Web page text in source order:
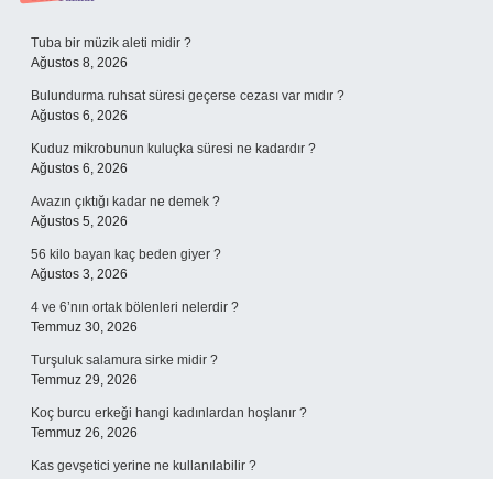
Sidebar
Tuba bir müzik aleti midir ?
Ağustos 8, 2026
Bulundurma ruhsat süresi geçerse cezası var mıdır ?
Ağustos 6, 2026
Kuduz mikrobunun kuluçka süresi ne kadardır ?
Ağustos 6, 2026
Avazın çıktığı kadar ne demek ?
Ağustos 5, 2026
56 kilo bayan kaç beden giyer ?
Ağustos 3, 2026
4 ve 6’nın ortak bölenleri nelerdir ?
Temmuz 30, 2026
Turşuluk salamura sirke midir ?
Temmuz 29, 2026
Koç burcu erkeği hangi kadınlardan hoşlanır ?
Temmuz 26, 2026
Kas gevşetici yerine ne kullanılabilir ?